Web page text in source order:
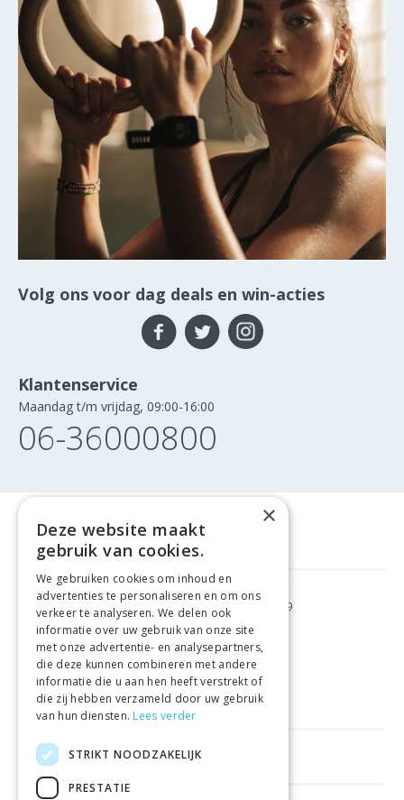
Volg ons voor dag deals en win-acties
Klantenservice
Maandag t/m vrijdag, 09:00-16:00
06-36000800
GRATIS VERZENDING VANAF €99
GEMAKKELIJKRETOURNEREN
LAAGSTEPRIJSGARANTIE
HANDIGE LINKS
×
Deze website maakt
gebruik van cookies.
We gebruiken cookies om inhoud en
advertenties te personaliseren en om ons
verkeer te analyseren. We delen ook
informatie over uw gebruik van onze site
met onze advertentie- en analysepartners,
die deze kunnen combineren met andere
informatie die u aan hen heeft verstrekt of
die zij hebben verzameld door uw gebruik
van hun diensten. Lees verder
STRIKT NOODZAKELIJK
PRESTATIE